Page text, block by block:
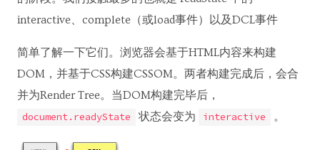
interactive、complete（或load事件）以及DCL事件
简单了解一下它们。浏览器会基于HTML内容来构建
DOM，并基于CSS构建CSSOM。两者构建完成后，会合
并为Render Tree。当DOM构建完毕后，
document.readyState 状态会变为 interactive 。